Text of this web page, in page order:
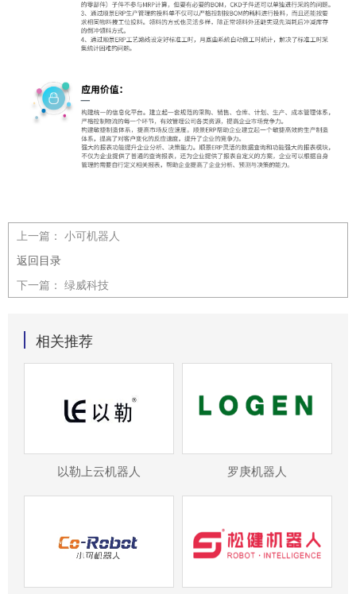
上一篇： 小可机器人
返回目录
下一篇： 绿威科技
相关推荐
以勒上云机器人 罗庚机器人